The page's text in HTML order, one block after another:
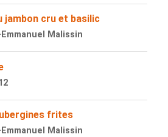
jambon cru et basilic
Malissin
frites
Malissin